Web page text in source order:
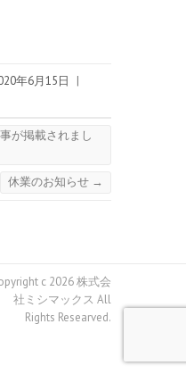
年6月15日
|
が掲載されまし
休業のお知らせ →
c 2026 株式会
社ミシマックス All
Rights Researved.